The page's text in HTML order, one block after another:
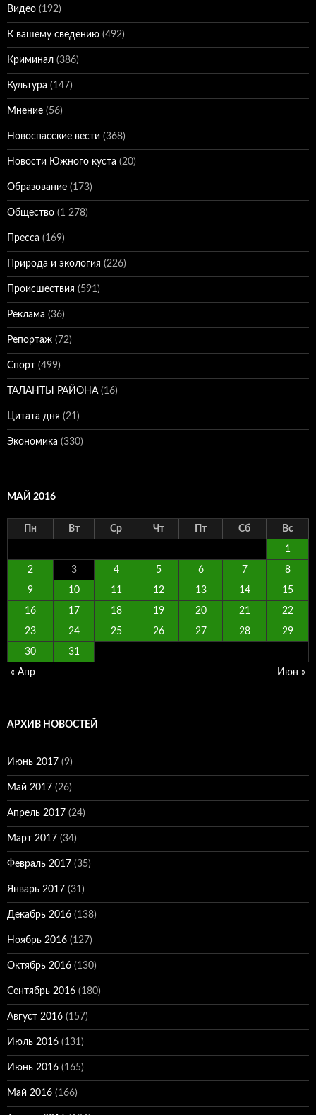
Видео (192)
К вашему сведению (492)
Криминал (386)
Культура (147)
Мнение (56)
Новоспасские вести (368)
Новости Южного куста (20)
Образование (173)
Общество (1 278)
Пресса (169)
Природа и экология (226)
Происшествия (591)
Реклама (36)
Репортаж (72)
Спорт (499)
ТАЛАНТЫ РАЙОНА(16)
Цитата дня (21)
Экономика (330)
МАЙ 2016
Пн Вт Ср Чт Пт Сб Вс
1
2 3 4 5 6 7 8
9 10 11 12 13 14 15
16 17 18 19 20 21 22
23 24 25 26 27 28 29
30 31
« Апр Июн »
АРХИВ НОВОСТЕЙ
Июнь 2017 (9)
Май 2017 (26)
Апрель 2017 (24)
Март 2017 (34)
Февраль 2017 (35)
Январь 2017 (31)
Декабрь 2016 (138)
Ноябрь 2016 (127)
Октябрь 2016 (130)
Сентябрь 2016 (180)
Август 2016 (157)
Июль 2016 (131)
Июнь 2016 (165)
Май 2016 (166)